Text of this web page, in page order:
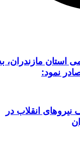
مازندران، به
نمود:
انقلاب در